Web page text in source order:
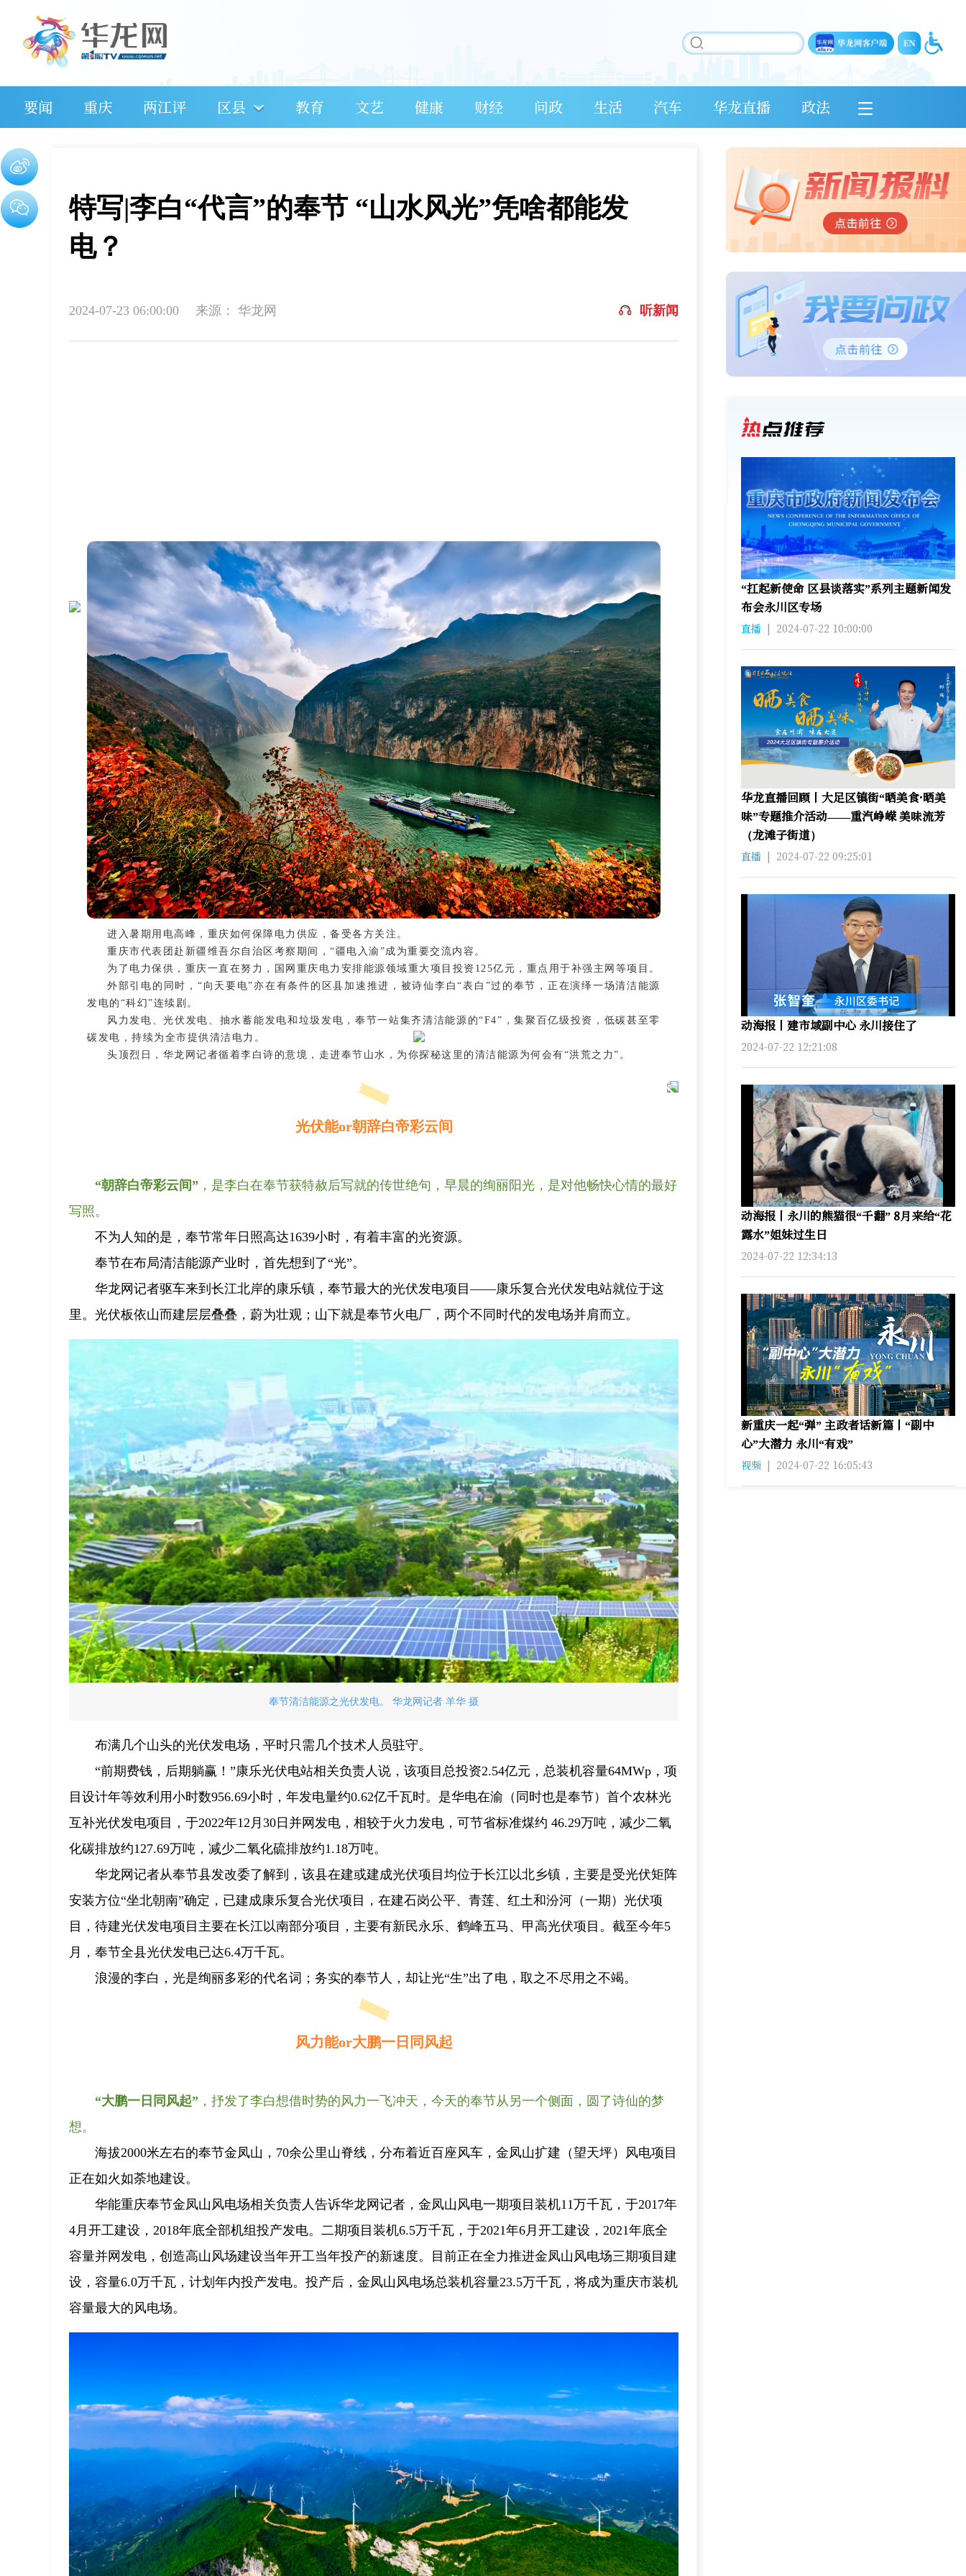
要闻 重庆 两江评 区县 教育 文艺 健康 财经 问政 生活 汽车 华龙直播 政法
特写|李白“代言”的奉节 “山水风光”凭啥都能发
电？
2024-07-23 06:00:00 来源： 华龙网 听新闻
进入暑期用电高峰，重庆如何保障电力供应，备受各方关注。
重庆市代表团赴新疆维吾尔自治区考察期间，“疆电入渝”成为重要交流内容。
为了电力保供，重庆一直在努力，国网重庆电力安排能源领域重大项目投资125亿元，重点用于补强主网等项目。
外部引电的同时，“向天要电”亦在有条件的区县加速推进，被诗仙李白“表白”过的奉节，正在演绎一场清洁能源
发电的“科幻”连续剧。
风力发电、光伏发电、抽水蓄能发电和垃圾发电，奉节一站集齐清洁能源的“F4”，集聚百亿级投资，低碳甚至零
碳发电，持续为全市提供清洁电力。
头顶烈日，华龙网记者循着李白诗的意境，走进奉节山水，为你探秘这里的清洁能源为何会有“洪荒之力”。
光伏能or朝辞白帝彩云间
“朝辞白帝彩云间” ，是李白在奉节获特赦后写就的传世绝句，早晨的绚丽阳光，是对他畅快心情的最好
写照。
不为人知的是，奉节常年日照高达1639小时，有着丰富的光资源。
奉节在布局清洁能源产业时，首先想到了“光”。
华龙网记者驱车来到长江北岸的康乐镇，奉节最大的光伏发电项目——康乐复合光伏发电站就位于这
里。光伏板依山而建层层叠叠，蔚为壮观；山下就是奉节火电厂，两个不同时代的发电场并肩而立。
奉节清洁能源之光伏发电。 华龙网记者 羊华 摄
布满几个山头的光伏发电场，平时只需几个技术人员驻守。
“前期费钱，后期躺赢！”康乐光伏电站相关负责人说，该项目总投资2.54亿元，总装机容量64MWp，项
目设计年等效利用小时数956.69小时，年发电量约0.62亿千瓦时。是华电在渝（同时也是奉节）首个农林光
互补光伏发电项目，于2022年12月30日并网发电，相较于火力发电，可节省标准煤约 46.29万吨，减少二氧
化碳排放约127.69万吨，减少二氧化硫排放约1.18万吨。
华龙网记者从奉节县发改委了解到，该县在建或建成光伏项目均位于长江以北乡镇，主要是受光伏矩阵
安装方位“坐北朝南”确定，已建成康乐复合光伏项目，在建石岗公平、青莲、红土和汾河（一期）光伏项
目，待建光伏发电项目主要在长江以南部分项目，主要有新民永乐、鹤峰五马、甲高光伏项目。截至今年5
月，奉节全县光伏发电已达6.4万千瓦。
浪漫的李白，光是绚丽多彩的代名词；务实的奉节人，却让光“生”出了电，取之不尽用之不竭。
风力能or大鹏一日同风起
“大鹏一日同风起” ，抒发了李白想借时势的风力一飞冲天，今天的奉节从另一个侧面，圆了诗仙的梦
想。
海拔2000米左右的奉节金凤山，70余公里山脊线，分布着近百座风车，金凤山扩建（望天坪）风电项目
正在如火如荼地建设。
华能重庆奉节金凤山风电场相关负责人告诉华龙网记者，金凤山风电一期项目装机11万千瓦，于2017年
4月开工建设，2018年底全部机组投产发电。二期项目装机6.5万千瓦，于2021年6月开工建设，2021年底全
容量并网发电，创造高山风场建设当年开工当年投产的新速度。目前正在全力推进金凤山风电场三期项目建
设，容量6.0万千瓦，计划年内投产发电。投产后，金凤山风电场总装机容量23.5万千瓦，将成为重庆市装机
容量最大的风电场。
“扛起新使命 区县谈落实”系列主题新闻发
布会永川区专场
直播 | 2024-07-22 10:00:00
华龙直播回顾丨大足区镇街“晒美食·晒美
味”专题推介活动——重汽峥嵘 美味流芳
（龙滩子街道）
直播 | 2024-07-22 09:25:01
动海报丨建市域副中心 永川接住了
2024-07-22 12:21:08
动海报丨永川的熊猫很“千翻” 8月来给“花
露水”姐妹过生日
2024-07-22 12:34:13
新重庆一起“弹” 主政者话新篇丨“副中
心”大潜力 永川“有戏”
视频 | 2024-07-22 16:05:43